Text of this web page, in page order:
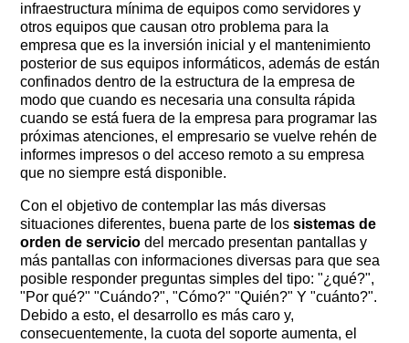
infraestructura mínima de equipos como servidores y
otros equipos que causan otro problema para la
empresa que es la inversión inicial y el mantenimiento
posterior de sus equipos informáticos, además de están
confinados dentro de la estructura de la empresa de
modo que cuando es necesaria una consulta rápida
cuando se está fuera de la empresa para programar las
próximas atenciones, el empresario se vuelve rehén de
informes impresos o del acceso remoto a su empresa
que no siempre está disponible.
Con el objetivo de contemplar las más diversas
situaciones diferentes, buena parte de lossistemas de
orden de servicio del mercado presentan pantallas y
más pantallas con informaciones diversas para que sea
posible responder preguntas simples del tipo: "¿qué?", ​​
"Por qué?" "Cuándo?", "Cómo?" "Quién?" Y "cuánto?".
Debido a esto, el desarrollo es más caro y,
consecuentemente, la cuota del soporte aumenta, el